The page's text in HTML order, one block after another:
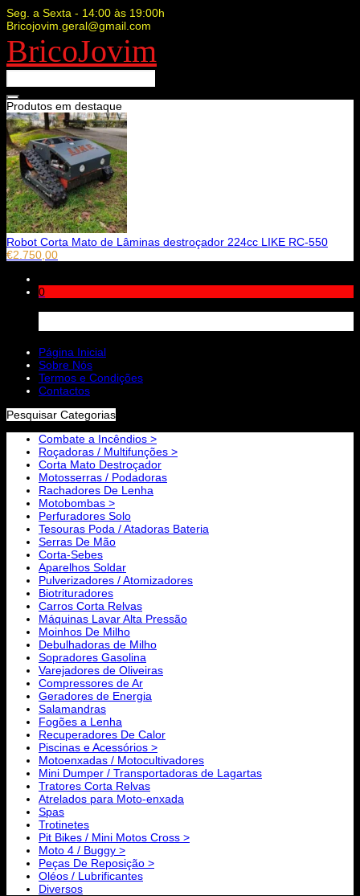
Seg. a Sexta - 14:00 às 19:00h
Bricojovim.geral@gmail.com
BricoJovim
Produtos em destaque
Robot Corta Mato de Lâminas destroçador 224cc LIKE RC-550
€2.750,00
0
Página Inicial
Sobre Nós
Termos e Condições
Contactos
Pesquisar Categorias
Combate a Incêndios >
Roçadoras / Multifunções >
Corta Mato Destroçador
Motosserras / Podadoras
Rachadores De Lenha
Motobombas >
Perfuradores Solo
Tesouras Poda / Atadoras Bateria
Serras De Mão
Corta-Sebes
Aparelhos Soldar
Pulverizadores / Atomizadores
Biotrituradores
Carros Corta Relvas
Máquinas Lavar Alta Pressão
Moinhos De Milho
Debulhadoras de Milho
Sopradores Gasolina
Varejadores de Oliveiras
Compressores de Ar
Geradores de Energia
Salamandras
Fogões a Lenha
Recuperadores De Calor
Piscinas e Acessórios >
Motoenxadas / Motocultivadores
Mini Dumper / Transportadoras de Lagartas
Tratores Corta Relvas
Atrelados para Moto-enxada
Spas
Trotinetes
Pit Bikes / Mini Motos Cross >
Moto 4 / Buggy >
Peças De Reposição >
Oléos / Lubrificantes
Diversos